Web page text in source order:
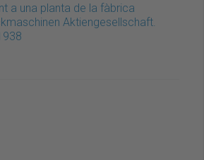
a una planta de la fàbrica
Aktiengesellschaft.